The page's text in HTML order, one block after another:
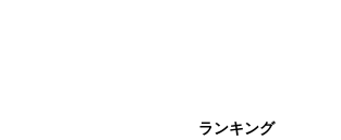
ランキング